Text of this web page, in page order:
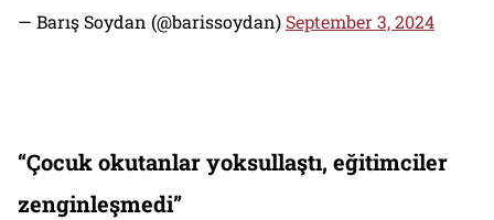
— Barış Soydan (@barissoydan) September 3, 2024
“Çocuk okutanlar yoksullaştı, eğitimciler
zenginleşmedi”